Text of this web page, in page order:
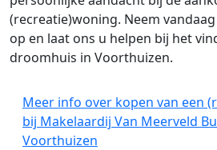
(recreatie)woning. Neem
op en laat ons u helpen bij het
droomhuis in Voorthuizen.
Meer info over kopen van een
bij Makelaardij Van Meerveld
Voorthuizen